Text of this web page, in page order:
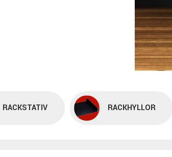
RACKSTATIV RACKHYLLOR